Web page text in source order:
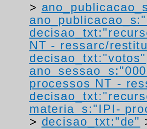
>
NT - ressarc/
decisao_txt:"votos"
processos NT -
materia_s:"IPI-
> decisao_txt:"de"